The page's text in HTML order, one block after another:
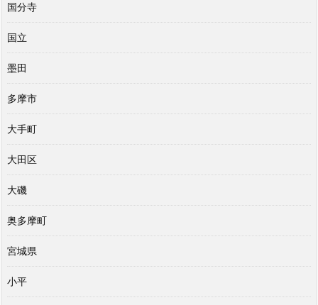
国分寺
国立
墨田
多摩市
大手町
大田区
大磯
奥多摩町
宮城県
小平